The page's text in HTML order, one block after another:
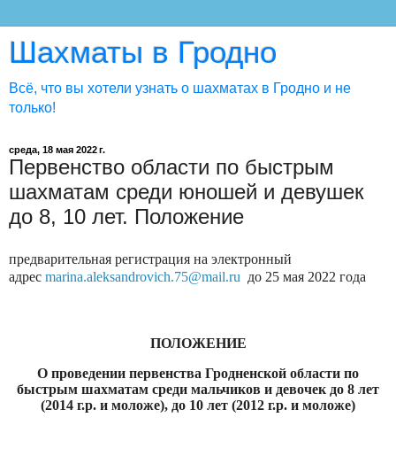
Шахматы в Гродно
Всё, что вы хотели узнать о шахматах в Гродно и не
только!
среда, 18 мая 2022 г.
Первенство области по быстрым
шахматам среди юношей и девушек
до 8, 10 лет. Положение
предварительная регистрация на электронный
адрес marina.aleksandrovich.75@mail.ru до 25 мая 2022 года
ПОЛОЖЕНИЕ
О проведении первенства Гродненской области по
быстрым шахматам среди мальчиков и девочек до 8 лет
(2014 г.р. и моложе), до 10 лет (2012 г.р. и моложе)